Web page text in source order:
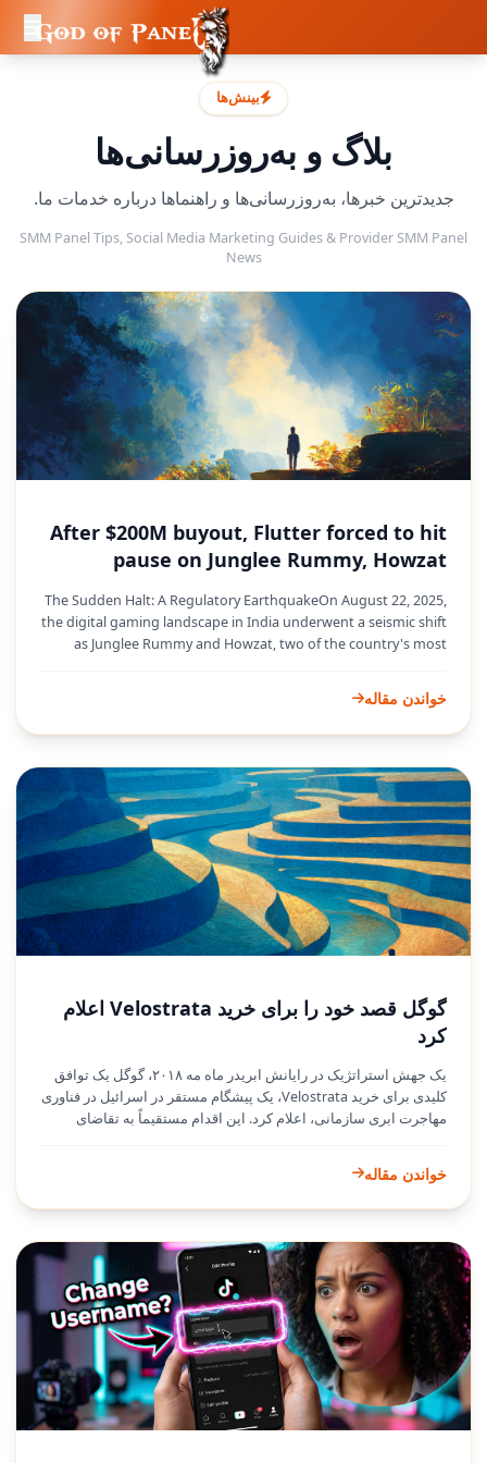
بینش‌ها
بلاگ و به‌روزرسانی‌ها
جدیدترین خبرها، به‌روزرسانی‌ها و راهنماها درباره خدمات ما.
SMM Panel Tips, Social Media Marketing Guides & Provider SMM Panel
News
After $200M buyout, Flutter forced to hit
pause on Junglee Rummy, Howzat
The Sudden Halt: A Regulatory EarthquakeOn August 22, 2025,
the digital gaming landscape in India underwent a seismic shift
as Junglee Rummy and Howzat, two of the country's most
games and deposits. This immediate pause was not a strategic
choice but a forced compliance with the Promotion and
Regulation of Online Gaming Bill, 2025, which raced from
hours. For millions of users and the companies behind these
games, the regulatory earthquake hit with little warning,
upending operations overnight and setting the stage for a
costly corporate reckoning.
خواندن مقاله
گوگل قصد خود را برای خرید Velostrata اعلام
کرد
یک جهش استراتژیک در رایانش ابریدر ماه مه ۲۰۱۸، گوگل یک توافق
کلیدی برای خرید Velostrata، یک پیشگام مستقر در اسرائیل در فناوری
مهاجرت ابری سازمانی، اعلام کرد. این اقدام مستقیماً به تقاضای
تحلیل‌های پیشرفته بهره می‌برند.
خواندن مقاله